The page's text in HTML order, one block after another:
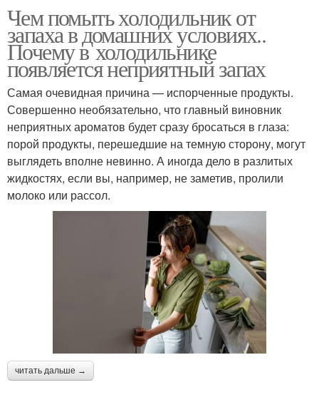
Чем помыть холодильник от
запаха в домашних условиях..
Почему в холодильнике
появляется неприятный запах
Самая очевидная причина — испорченные продукты.
Совершенно необязательно, что главный виновник
неприятных ароматов будет сразу бросаться в глаза:
порой продукты, перешедшие на темную сторону, могут
выглядеть вполне невинно. А иногда дело в разлитых
жидкостях, если вы, например, не заметив, пролили
молоко или рассол.
читать дальше →